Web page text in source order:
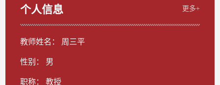
个人信息 更多+
教师姓名： 周三平
性别： 男
职称： 教授